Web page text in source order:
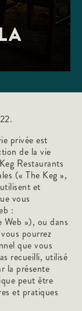
privée est
de la vie
Restaurants
(« The Keg »,
et
vous
:
Web »), ou dans
pourrez
que vous
recueilli, utilisé
la présente
peut être
et pratiques